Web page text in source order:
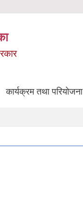
कार्यक्रम तथा परियोजना